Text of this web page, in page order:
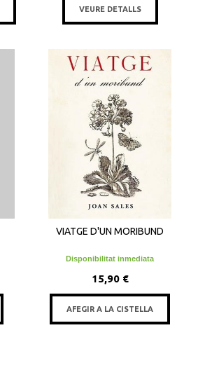
VEURE DETALLS
VIATGE D'UN MORIBUND
Disponibilitat inmediata
15,90 €
AFEGIR A LA CISTELLA